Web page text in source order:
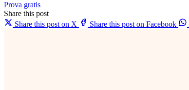
Prova gratis
Share this post
Share this post on X
Share this post on Facebook